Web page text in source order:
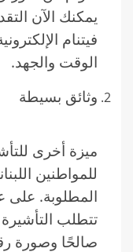
يمكنك الآن
فيتنام
الوقت والجهد.
وثائق بسيطة
ميزة أخرى
للمواطنين
المطلوبة. على
تتطلب
صالحًا وصورة